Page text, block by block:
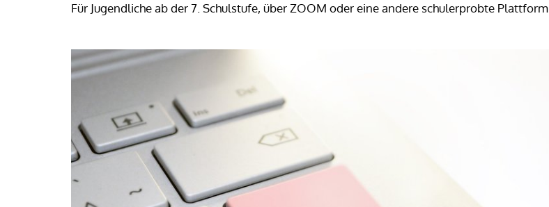
Für Jugendliche ab der 7. Schulstufe, über ZOOM oder eine andere schulerprobte Plattform.